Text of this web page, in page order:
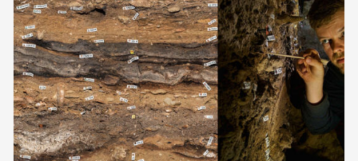
mai (3)
april (2)
mars (5)
februar (5)
januar (4)
2025